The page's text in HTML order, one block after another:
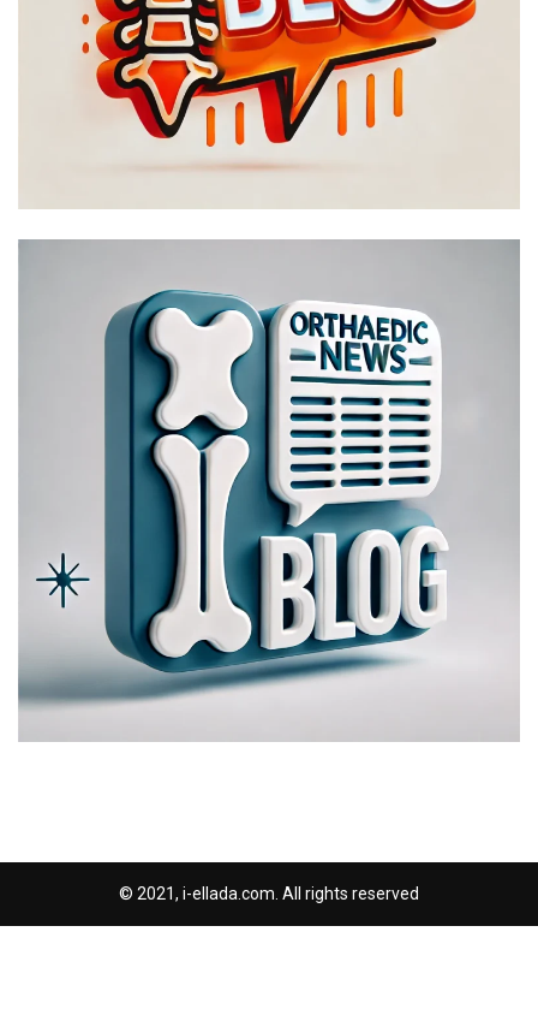
© 2021, i-ellada.com. All rights reserved